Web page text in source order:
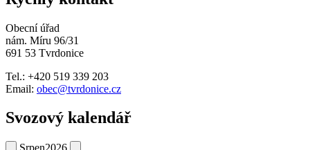
Obecní úřad
nám. Míru 96/31
691 53 Tvrdonice
Tel.: +420 519 339 203
Email: obec@tvrdonice.cz
Svozový kalendář